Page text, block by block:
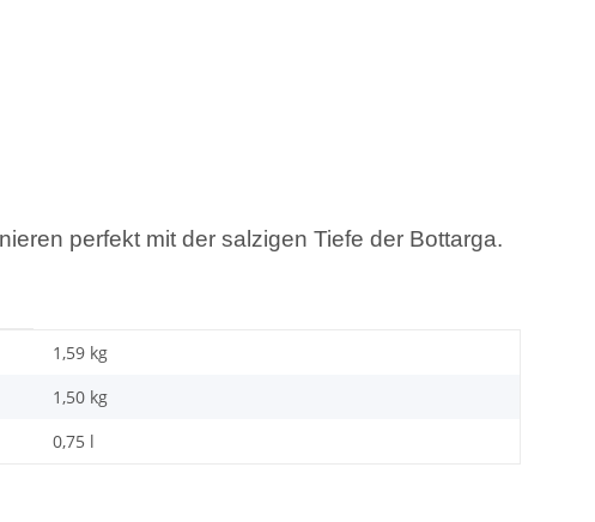
perfekt mit der salzigen Tiefe der Bottarga.
1,59 kg
1,50 kg
0,75 l